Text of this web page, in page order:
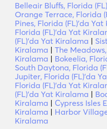
Belleair Bluffs, Florida
Orange Terrace, Florida
Pines, Florida (FL)'da
Florida (FL)'da Yat
(FL)'da Yat Kiralama |
Kiralama | The
Kiralama | Bokeelia,
South Daytona, Florida
Jupiter, Florida (FL)'da
Florida (FL)'da Yat
(FL)'da Yat Kiralama |
Kiralama | Cypress Isles
Kiralama | Harbor
Kiralama